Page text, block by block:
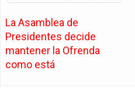
La Asamblea de
Presidentes decide
mantener la Ofrenda
como está